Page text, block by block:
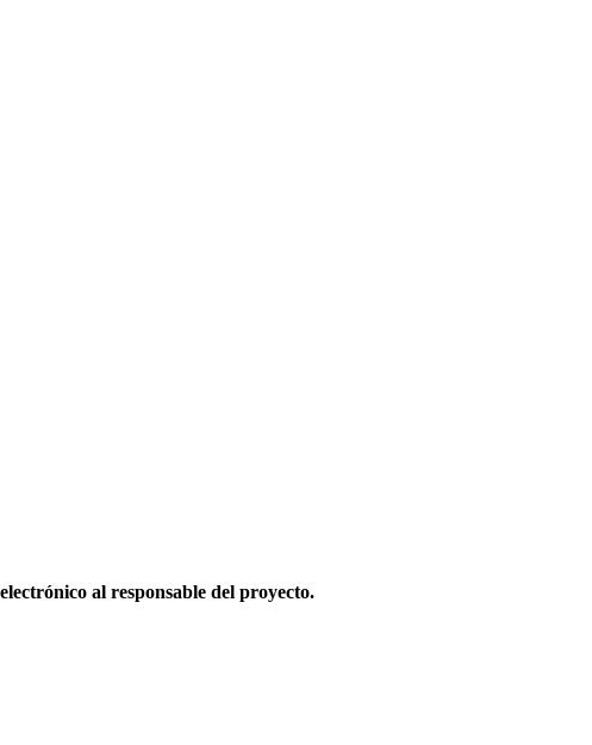
al responsable del proyecto.